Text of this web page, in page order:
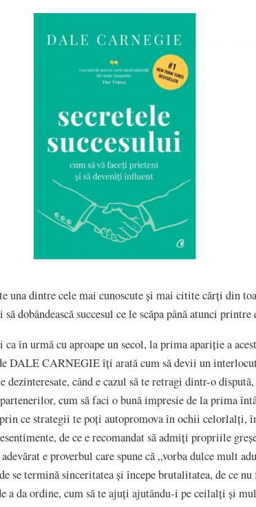
una dintre cele mai cunoscute și mai citite cărți din
dobândească succesul ce le scăpa până atunci printre
în urmă cu aproape un secol, la prima apariție a
DALE CARNEGIE îți arată cum să devii un
dezinteresate, când e cazul să te retragi dintr-o dispută,
cum să faci o bună impresie de la prima
ce strategii te poți autopromova în ochii celorlalți,
de ce e recomandat să admiți propriile
e proverbul care spune că „vorba dulce mult
se termină sinceritatea și începe brutalitatea, de ce nu
a da ordine, cum să te ajuți ajutându-i pe ceilalți și